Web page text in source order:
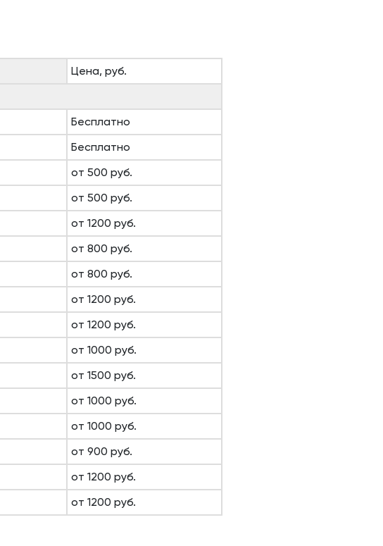
Цена, руб.
Бесплатно
Бесплатно
от 500 руб.
от 500 руб.
от 1200 руб.
от 800 руб.
от 800 руб.
от 1200 руб.
от 1200 руб.
от 1000 руб.
от 1500 руб.
от 1000 руб.
от 1000 руб.
от 900 руб.
от 1200 руб.
от 1200 руб.